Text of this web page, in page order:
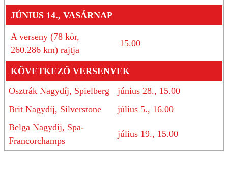
JÚNIUS 14., VASÁRNAP
A verseny (78 kör,
260.286 km) rajtja
15.00
KÖVETKEZŐ VERSENYEK
Osztrák Nagydíj, Spielberg
június 28., 15.00
Brit Nagydíj, Silverstone
július 5., 16.00
Belga Nagydíj, Spa-
Francorchamps
július 19., 15.00